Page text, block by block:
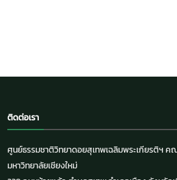
ติดต่อเรา
ศูนย์ธรรมชาติวิทยาดอยสุเทพเฉลิมพระเกียรติฯ ค
มหาวิทยาลัยเชียงใหม่